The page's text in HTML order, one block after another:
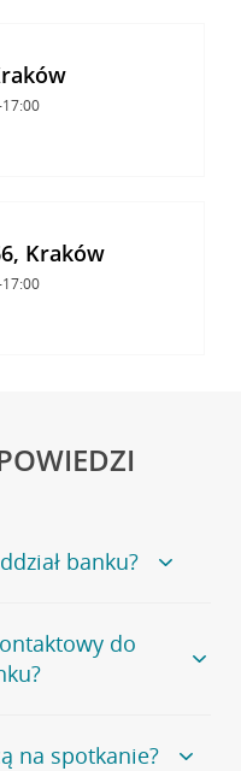
Kraków
banku?
zapraszamy na
znajduje się
do
ogólnego numeru
na spotkanie?